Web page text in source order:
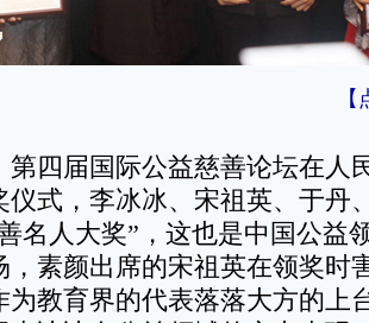
届国际公益慈善论坛在人
仪式，李冰冰、宋祖英、于丹
名人大奖”，这也是中国公益
，素颜出席的宋祖英在领奖时
为教育界的代表落落大方的上